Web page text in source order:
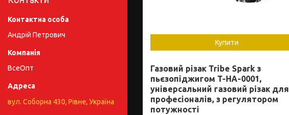
Купити
Газовий різак Tribe Spark з
пьєзопіджигом T-HA-0001,
універсальний газовий різак для
професіоналів, з регулятором
потужності
Андрій Петрович
ВсеОпт
вул. Соборна 430, Рівне, Україна